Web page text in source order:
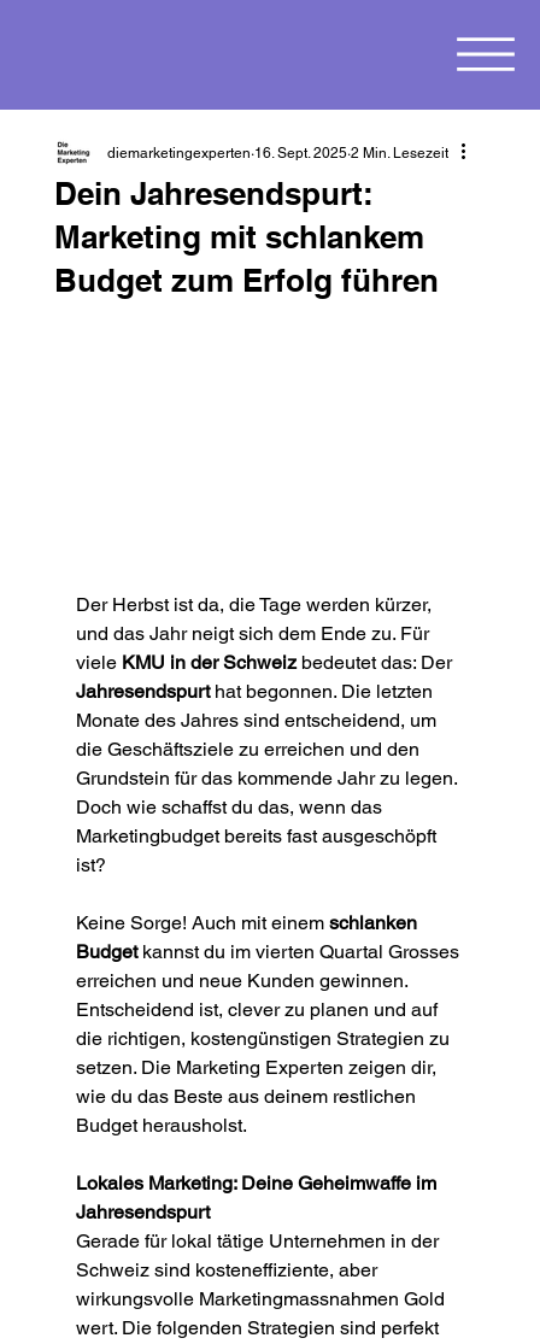
Dein Jahresendspurt:
Marketing mit schlankem
Budget zum Erfolg führen
diemarketingexperten 16. Sept. 2025 2 Min. Lesezeit
Der Herbst ist da, die Tage werden kürzer,
und das Jahr neigt sich dem Ende zu. Für
viele KMU in der Schweiz bedeutet das: Der
Jahresendspurt hat begonnen. Die letzten
Monate des Jahres sind entscheidend, um
die Geschäftsziele zu erreichen und den
Grundstein für das kommende Jahr zu legen.
Doch wie schaffst du das, wenn das
Marketingbudget bereits fast ausgeschöpft
ist?
Keine Sorge! Auch mit einem schlanken
Budget kannst du im vierten Quartal Grosses
erreichen und neue Kunden gewinnen.
Entscheidend ist, clever zu planen und auf
die richtigen, kostengünstigen Strategien zu
setzen. Die Marketing Experten zeigen dir,
wie du das Beste aus deinem restlichen
Budget herausholst.
Lokales Marketing: Deine Geheimwaffe im
Jahresendspurt
Gerade für lokal tätige Unternehmen in der
Schweiz sind kosteneffiziente, aber
wirkungsvolle Marketingmassnahmen Gold
wert. Die folgenden Strategien sind perfekt